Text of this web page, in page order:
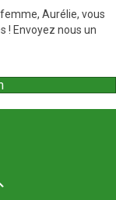
Aurélie, vous
! Envoyez nous un